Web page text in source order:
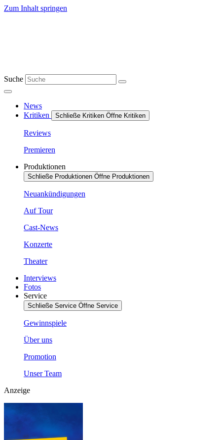
Zum Inhalt springen
Suche
News
Kritiken
Schließe Kritiken Öffne Kritiken
Reviews
Premieren
Produktionen
Schließe Produktionen Öffne Produktionen
Neuankündigungen
Auf Tour
Cast-News
Konzerte
Theater
Interviews
Fotos
Service
Schließe Service Öffne Service
Gewinnspiele
Über uns
Promotion
Unser Team
Anzeige